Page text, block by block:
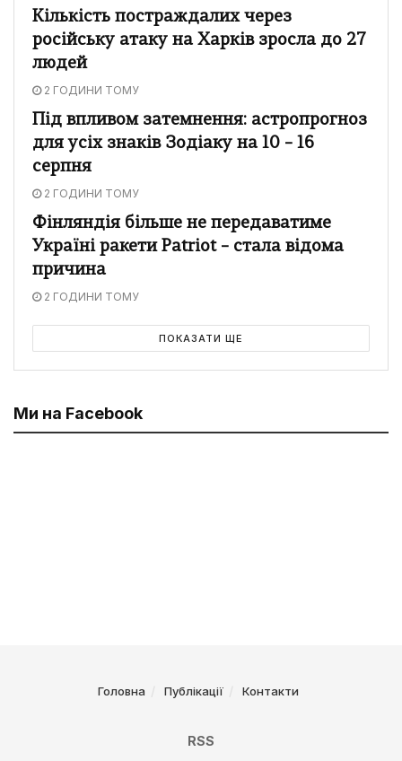
Кількість постраждалих через
російську атаку на Харків зросла до 27
людей
2 ГОДИНИ ТОМУ
Під впливом затемнення: астропрогноз
для усіх знаків Зодіаку на 10 – 16
серпня
2 ГОДИНИ ТОМУ
Фінляндія більше не передаватиме
Україні ракети Patriot – стала відома
причина
2 ГОДИНИ ТОМУ
ПОКАЗАТИ ЩЕ
Ми на Facebook
Головна Публікації Контакти
RSS